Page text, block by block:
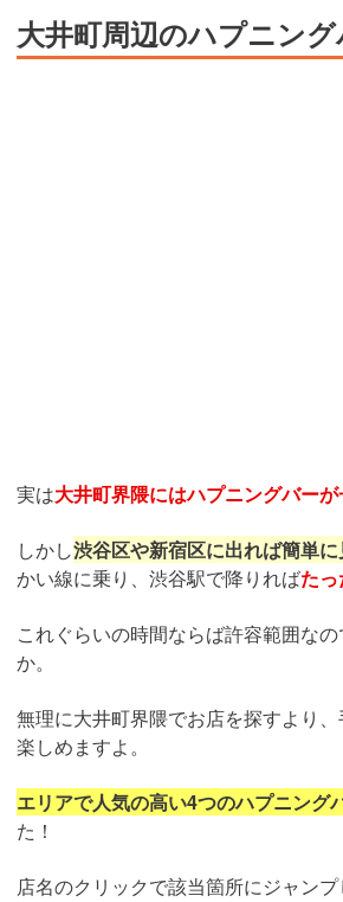
大井町周辺のハプニン
実は大井町界隈にはハプニングバーが
しかし渋谷区や新宿区に出れば簡単
かい線に乗り、渋谷駅で降りればたっ
これぐらいの時間ならば許容範囲な
か。
無理に大井町界隈でお店を探すより
楽しめますよ。
エリアで人気の高い4つのハプニング
た！
店名のクリックで該当箇所にジャンプ